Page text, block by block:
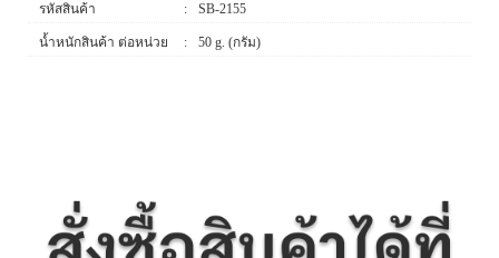
รหัสสินค้า : SB-2155
น้ำหนักสินค้า ต่อหน่วย : 50 g. (กรัม)